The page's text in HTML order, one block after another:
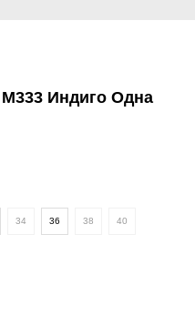
Индиго Одна
34 36 38 40